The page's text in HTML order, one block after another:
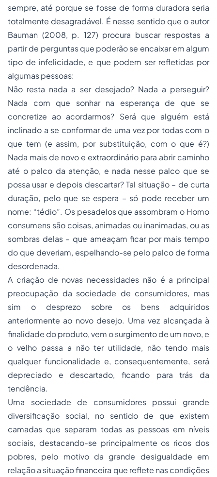
sempre, até porque se fosse de forma duradora seria
totalmente desagradável. É nesse sentido que o autor
Bauman (2008, p. 127) procura buscar respostas a
partir de perguntas que poderão se encaixar em algum
tipo de infelicidade, e que podem ser refletidas por
algumas pessoas:
Não resta nada a ser desejado? Nada a perseguir?
Nada com que sonhar na esperança de que se
concretize ao acordarmos? Será que alguém está
inclinado a se conformar de uma vez por todas com o
que tem (e assim, por substituição, com o que é?)
Nada mais de novo e extraordinário para abrir caminho
até o palco da atenção, e nada nesse palco que se
possa usar e depois descartar? Tal situação – de curta
duração, pelo que se espera – só pode receber um
nome: “tédio”. Os pesadelos que assombram o Homo
consumens são coisas, animadas ou inanimadas, ou as
sombras delas – que ameaçam ficar por mais tempo
do que deveriam, espelhando-se pelo palco de forma
desordenada.
A criação de novas necessidades não é a principal
preocupação da sociedade de consumidores, mas
sim o desprezo sobre os bens adquiridos
anteriormente ao novo desejo. Uma vez alcançada à
finalidade do produto, vem o surgimento de um novo, e
o velho passa a não ter utilidade, não tendo mais
qualquer funcionalidade e, consequentemente, será
depreciado e descartado, ficando para trás da
tendência.
Uma sociedade de consumidores possui grande
diversificação social, no sentido de que existem
camadas que separam todas as pessoas em níveis
sociais, destacando-se principalmente os ricos dos
pobres, pelo motivo da grande desigualdade em
relação a situação financeira que reflete nas condições